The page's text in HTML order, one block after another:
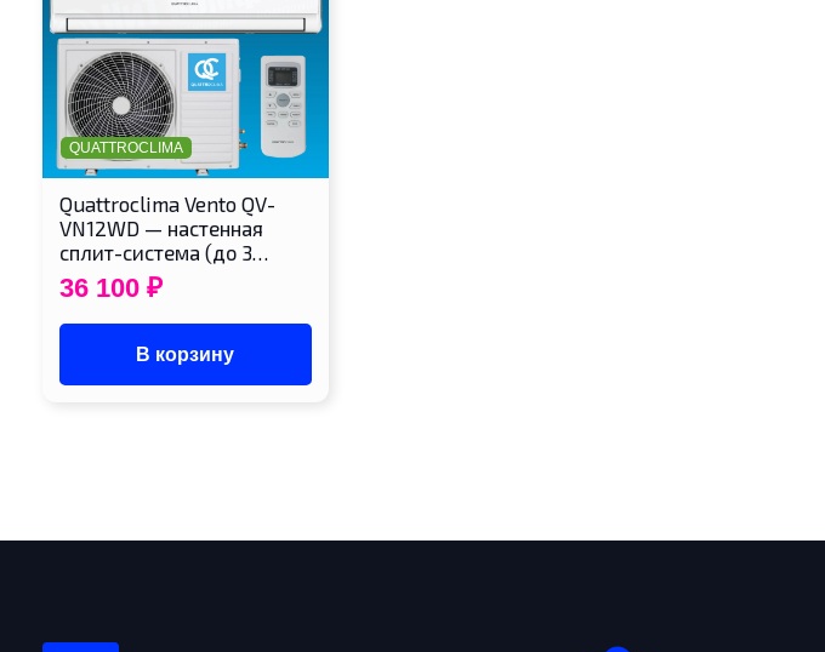
QUATTROCLIMA
Quattroclima Vento QV-
VN12WD — настенная
сплит-система (до 3…
36 100 ₽
В корзину